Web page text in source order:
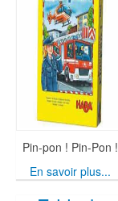
Pin-pon ! Pin-Pon !
En savoir plus...